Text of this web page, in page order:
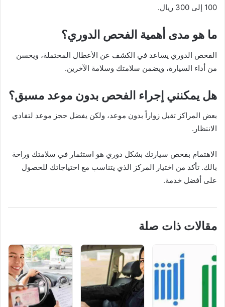
100 إلى 300 ريال.
ما هو مدى أهمية الفحص الدوري؟
الفحص الدوري يساعد في الكشف عن الأعطال المحتملة، ويحسن
من أداء السيارة، ويضمن سلامتك وسلامة الآخرين.
هل يمكنني إجراء الفحص بدون موعد مسبق؟
بعض المراكز تقبل زواراً بدون موعد، ولكن يفضل حجز موعد لتفادي
الانتظار.
الاهتمام بفحص سيارتك بشكل دوري هو استثمار في سلامتك وراحة
بالك. تأكد من اختيار المركز الذي يتناسب مع احتياجاتك للحصول
على أفضل خدمة.
مقالات ذات صلة